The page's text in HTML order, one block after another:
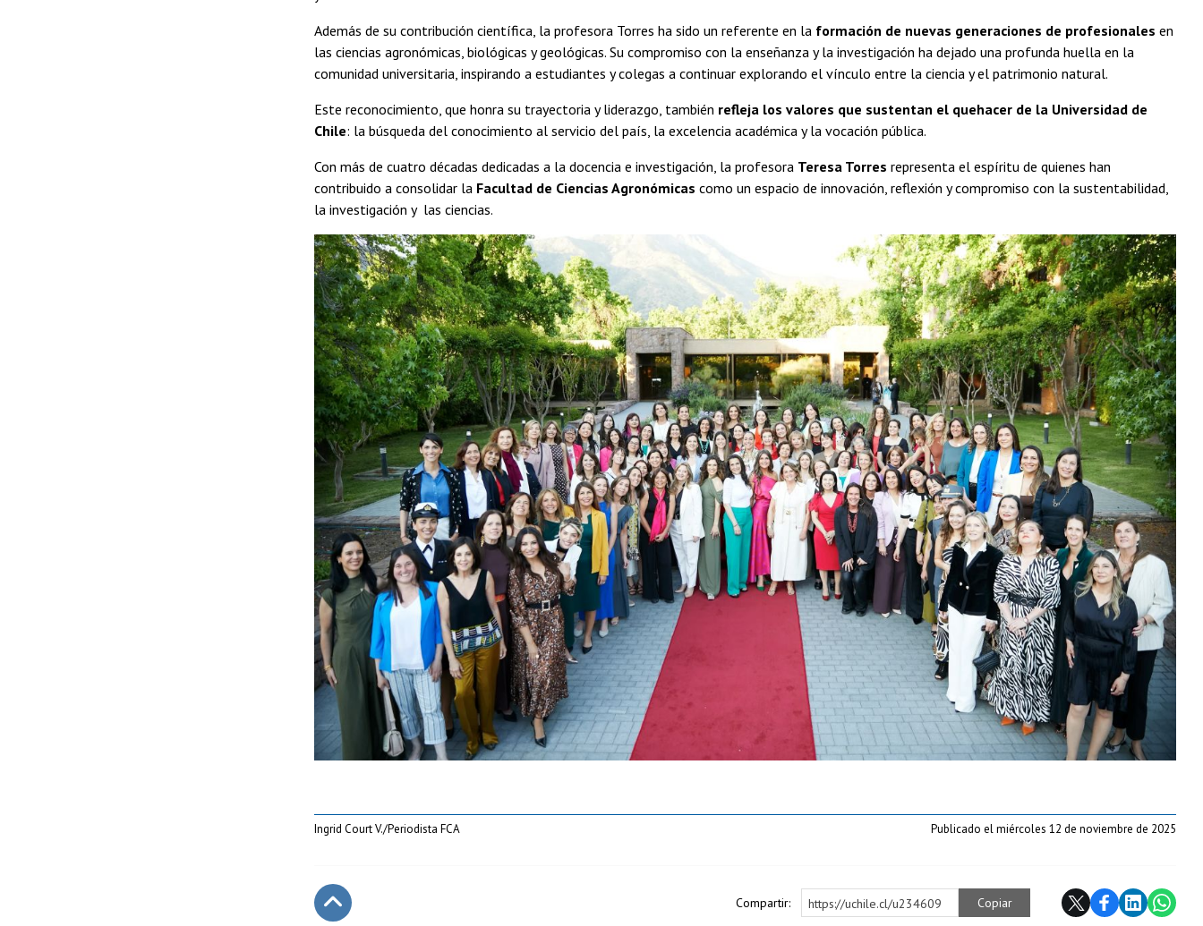
Además de su contribución científica, la profesora Torres ha sido un referente en la formación de nuevas generaciones de profesionales en
las ciencias agronómicas, biológicas y geológicas. Su compromiso con la enseñanza y la investigación ha dejado una profunda huella en la
comunidad universitaria, inspirando a estudiantes y colegas a continuar explorando el vínculo entre la ciencia y el patrimonio natural.
Este reconocimiento, que honra su trayectoria y liderazgo, también refleja los valores que sustentan el quehacer de la Universidad de
Chile: la búsqueda del conocimiento al servicio del país, la excelencia académica y la vocación pública.
Con más de cuatro décadas dedicadas a la docencia e investigación, la profesora Teresa Torres representa el espíritu de quienes han
contribuido a consolidar la Facultad de Ciencias Agronómicas como un espacio de innovación, reflexión y compromiso con la sustentabilidad,
la investigación y las ciencias.
Ingrid Court V./Periodista FCA Publicado el miércoles 12 de noviembre de 2025
Compartir: https://uchile.cl/u234609 Copiar